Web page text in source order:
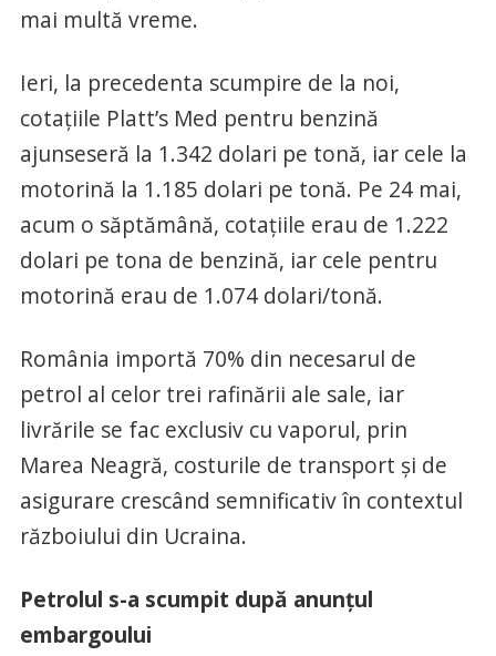
mai multă vreme.
Ieri, la precedenta scumpire de la noi,
cotațiile Platt’s Med pentru benzină
ajunseseră la 1.342 dolari pe tonă, iar cele la
motorină la 1.185 dolari pe tonă. Pe 24 mai,
acum o săptămână, cotațiile erau de 1.222
dolari pe tona de benzină, iar cele pentru
motorină erau de 1.074 dolari/tonă.
România importă 70% din necesarul de
petrol al celor trei rafinării ale sale, iar
livrările se fac exclusiv cu vaporul, prin
Marea Neagră, costurile de transport și de
asigurare crescând semnificativ în contextul
războiului din Ucraina.
Petrolul s-a scumpit după anunțul
embargoului